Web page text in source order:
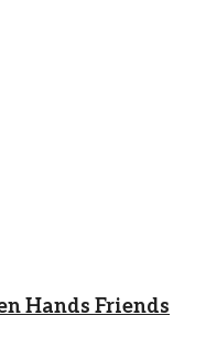
Hands Friends